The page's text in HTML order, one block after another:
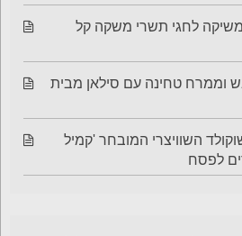
לחגי תשרי משקה קל
וממרח טחינה עם סילאן מבית
השוויצרי המובחר 'קמיל
לפסח